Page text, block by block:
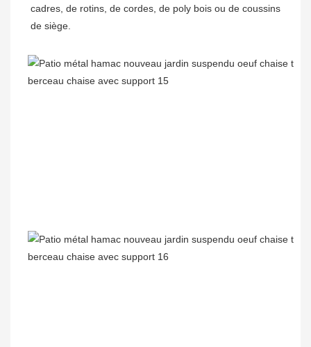
cadres, de rotins, de cordes, de poly bois ou de coussins